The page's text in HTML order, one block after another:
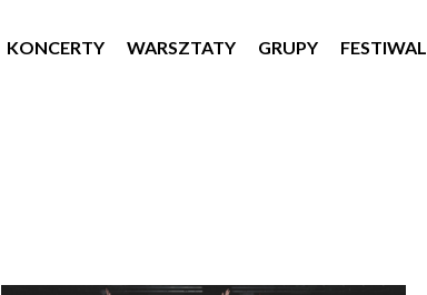
KONCERTY WARSZTATY GRUPY FESTIWAL